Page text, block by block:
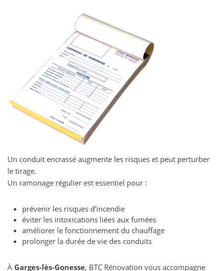
Un conduit encrassé augmente les risques et peut perturber
le tirage.
Un ramonage régulier est essentiel pour :
prévenir les risques d’incendie
éviter les intoxications liées aux fumées
améliorer le fonctionnement du chauffage
prolonger la durée de vie des conduits
À Garges-lès-Gonesse, BTC Rénovation vous accompagne